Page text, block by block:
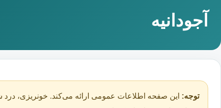
آجودانیه
توجه: این صفحه اطلاعات عمومی ارائه می‌کند. خونریزی،